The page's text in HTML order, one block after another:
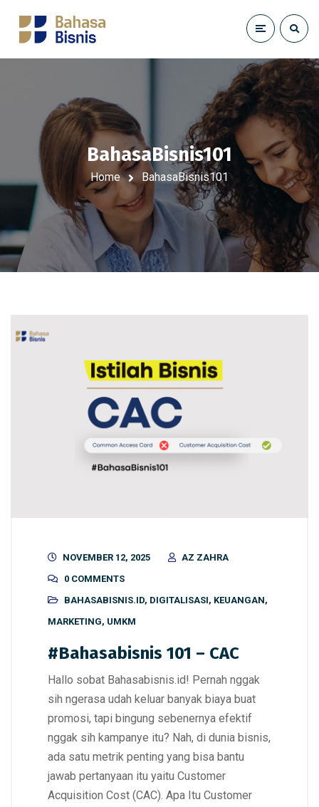
BahasaBisnis101
Home BahasaBisnis101
NOVEMBER 12, 2025
AZ ZAHRA
0 COMMENTS
BAHASABISNIS.ID, DIGITALISASI, KEUANGAN,
MARKETING, UMKM
#Bahasabisnis 101 – CAC
Hallo sobat Bahasabisnis.id! Pernah nggak
sih ngerasa udah keluar banyak biaya buat
promosi, tapi bingung sebenernya efektif
nggak sih kampanye itu? Nah, di dunia bisnis,
ada satu metrik penting yang bisa bantu
jawab pertanyaan itu yaitu Customer
Acquisition Cost (CAC). Apa Itu Customer